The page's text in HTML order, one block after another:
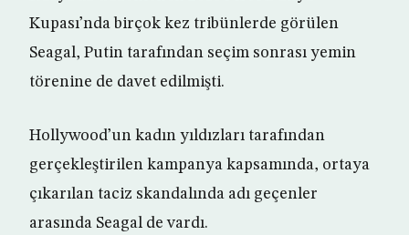
Kupası’nda birçok kez tribünlerde görülen
Seagal, Putin tarafından seçim sonrası yemin
törenine de davet edilmişti.
Hollywood’un kadın yıldızları tarafından
gerçekleştirilen kampanya kapsamında, ortaya
çıkarılan taciz skandalında adı geçenler
arasında Seagal de vardı.